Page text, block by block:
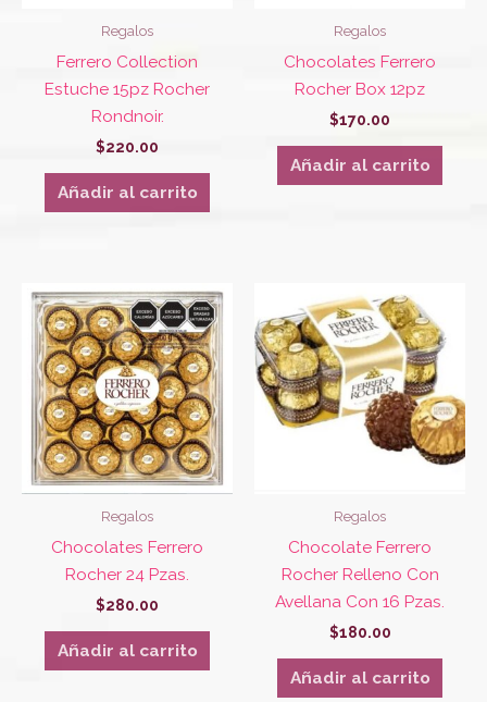
Regalos
Ferrero Collection
Estuche 15pz Rocher
Rondnoir.
$220.00
Añadir al carrito
Regalos
Chocolates Ferrero
Rocher Box 12pz
$170.00
Añadir al carrito
Regalos
Chocolates Ferrero
Rocher 24 Pzas.
$280.00
Añadir al carrito
Regalos
Chocolate Ferrero
Rocher Relleno Con
Avellana Con 16 Pzas.
$180.00
Añadir al carrito